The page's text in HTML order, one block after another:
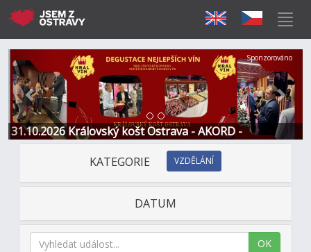
31.10.2026 Královský košt Ostrava - AKORD -
Restaurace a Hotel
Předchozí Další
Sponzorováno
KATEGORIE VZDĚLÁNÍ
DATUM
OK